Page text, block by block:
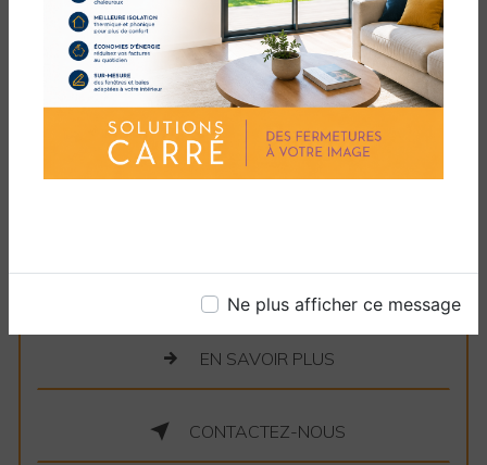
Ne plus afficher ce message
Ne laissez pas un problème de porte de garage
perturber votre quotidien. Contactez-nous dès
aujourd'hui pour des services de dépannage de
porte de garage fiables à Canohès. Nous
sommes là pour répondre à vos besoins,
résoudre vos problèmes et vous offrir la
tranquillité d'esprit en sachant que votre porte
EN SAVOIR PLUS
CONTACTEZ-NOUS